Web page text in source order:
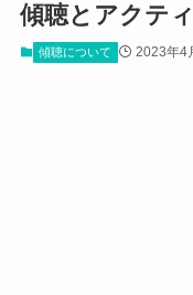
傾聴とアクテ
傾聴について 2023年4